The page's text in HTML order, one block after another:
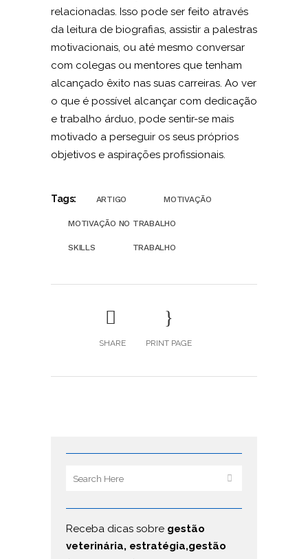
relacionadas. Isso pode ser feito através
da leitura de biografias, assistir a palestras
motivacionais, ou até mesmo conversar
com colegas ou mentores que tenham
alcançado êxito nas suas carreiras. Ao ver
o que é possível alcançar com dedicação
e trabalho árduo, pode sentir-se mais
motivado a perseguir os seus próprios
objetivos e aspirações profissionais.
Tags: ARTIGO MOTIVAÇÃO
MOTIVAÇÃO NO TRABALHO
SKILLS TRABALHO
SHARE PRINT PAGE
Receba dicas sobre gestão
veterinária, estratégia,gestão